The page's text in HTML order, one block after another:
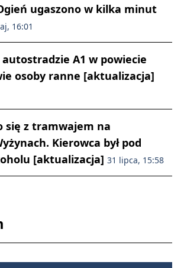
ugaszono w kilka minut
16:01
A1 w powiecie
osoby ranne [aktualizacja]
się z tramwajem na
Kierowca był pod
[aktualizacja] 31 lipca, 15:58